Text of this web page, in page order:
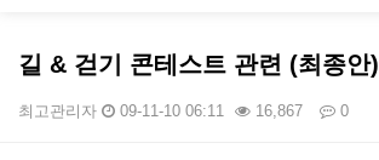
길 & 걷기 콘테스트 관련 (최종안)
최고관리자 09-11-10 06:11 16,867 0